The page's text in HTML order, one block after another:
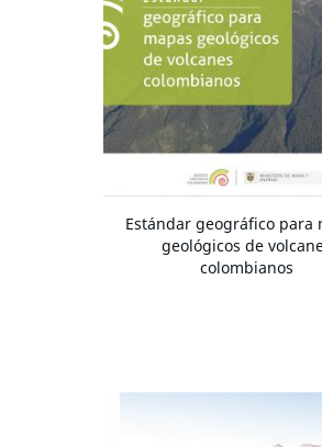
Estándar geográfico para
geológicos de
colombianos